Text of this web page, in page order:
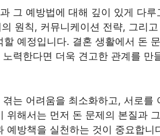
그 예방법에 대해 깊이 있게 다루
원칙, 커뮤니케이션 전략, 그리
예정입니다. 결혼 생활에서 돈
력한다면 더욱 견고한 관계를 만
는 어려움을 최소화하고, 서로를
해서는 먼저 돈 문제의 본질과
방책을 실천하는 것이 중요합니